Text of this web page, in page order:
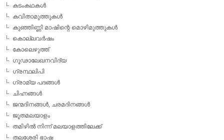
കടംകഥകള്‍
കവിതാമുത്തുകള്‍
കുഞ്ഞിണ്ണി മാഷിന്റെ മൊഴിമുത്തുകള്‍
കൊല്ലവര്‍ഷം
കോലെഴുത്ത്
ഗൂഢാലേഖനവിദ്യ
ഗ്രന്ഥലിപി
ഗ്രാമ്യ പദങ്ങള്‍
ചിഹ്നങ്ങള്‍
ജന്മദിനങ്ങള്‍, ചരമദിനങ്ങള്‍
ജൂതമലയാളം
തമിഴില്‍ നിന്ന് മലയാളത്തിലേക്ക്
തലശേരി ഭാഷ